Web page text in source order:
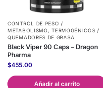
CONTROL DE PESO /
METABOLISMO ,TERMOGÉNICOS /
QUEMADORES DE GRASA
Black Viper 90 Caps – Dragon
Pharma
$455.00
Añadir al carrito